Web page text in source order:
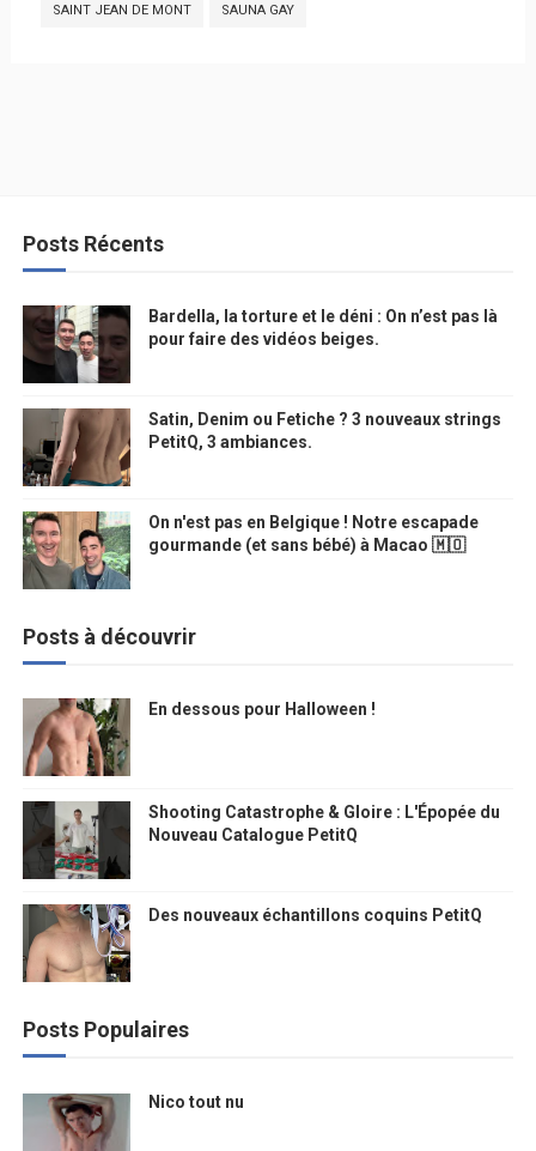
SAINT JEAN DE MONT SAUNA GAY
Posts Récents
Bardella, la torture et le déni : On n’est pas là
pour faire des vidéos beiges.
Satin, Denim ou Fetiche ? 3 nouveaux strings
PetitQ, 3 ambiances.
On n'est pas en Belgique ! Notre escapade
gourmande (et sans bébé) à Macao 🇲🇴
Posts à découvrir
En dessous pour Halloween !
Shooting Catastrophe & Gloire : L'Épopée du
Nouveau Catalogue PetitQ
Des nouveaux échantillons coquins PetitQ
Posts Populaires
Nico tout nu